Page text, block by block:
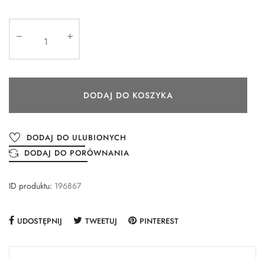
DODAJ DO KOSZYKA
DODAJ DO ULUBIONYCH
DODAJ DO PORÓWNANIA
ID produktu: 196867
UDOSTĘPNIJ TWEETUJ PINTEREST